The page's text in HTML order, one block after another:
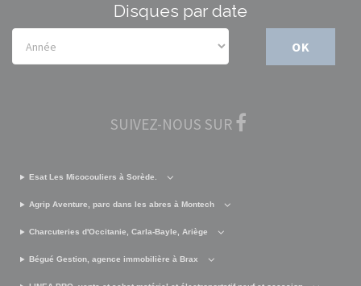
Disques par date
OK
SUIVEZ-NOUS SUR
Esat Les Micocouliers à Sorède.
Agrip Aventure, parc dans les abres à Montech
Charcuteries d'Occitanie, Carla-Bayle, Ariège
Bégué Gestion, agence immobilière à Brax